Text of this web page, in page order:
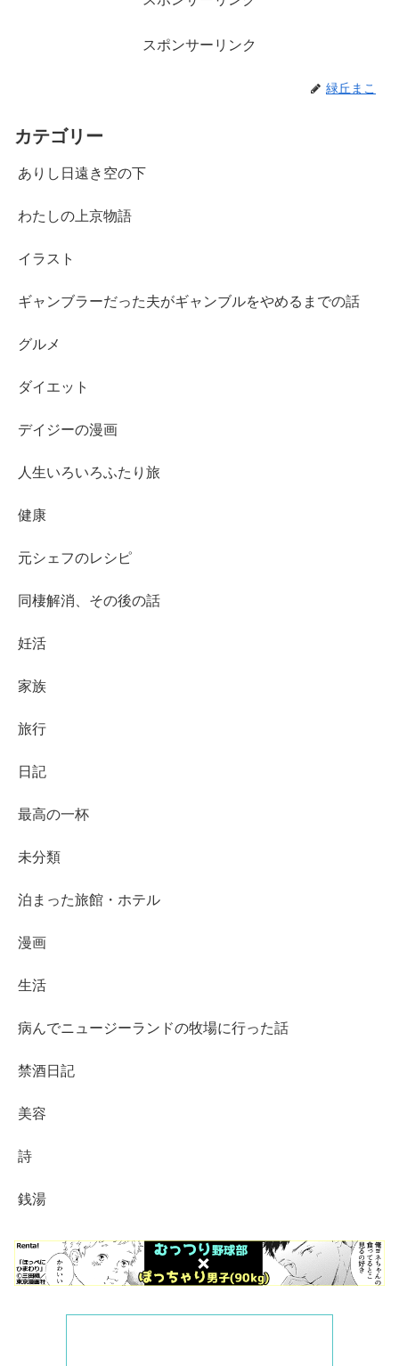
スポンサーリンク
緑丘まこ
カテゴリー
ありし日遠き空の下
わたしの上京物語
イラスト
ギャンブラーだった夫がギャンブルをやめるまでの話
グルメ
ダイエット
デイジーの漫画
人生いろいろふたり旅
健康
元シェフのレシピ
同棲解消、その後の話
妊活
家族
旅行
日記
最高の一杯
未分類
泊まった旅館・ホテル
漫画
生活
病んでニュージーランドの牧場に行った話
禁酒日記
美容
詩
銭湯